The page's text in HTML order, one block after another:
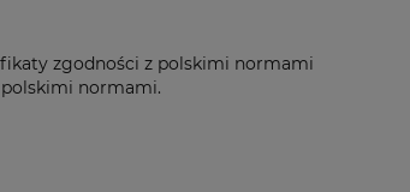
zgodności z polskimi normami
polskimi normami.